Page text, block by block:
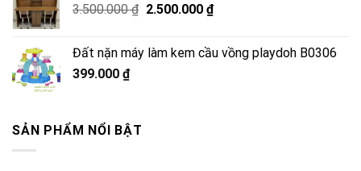
3.500.000₫ Giá
3.500.000 ₫.
2.500.000 ₫Giá
là:
Đất nặn máy làm kem cầu vồng playdoh B0306
399.000 ₫
SẢN PHẨM NỔI BẬT